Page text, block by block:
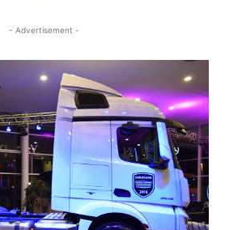
- Advertisement -